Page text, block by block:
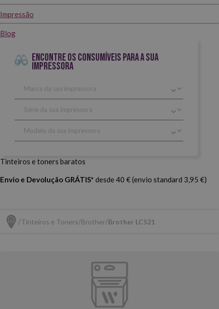
Impressão
Blog
ENCONTRE OS CONSUMÍVEIS PARA A SUA
IMPRESSORA
Tinteiros e toners baratos
Envio e Devolução GRÁTIS* desde 40 € (envio standard 3,95 €)
Tinteiros e Toners Brother Brother LC521